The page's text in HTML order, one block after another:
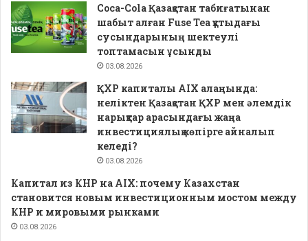
Coca-Cola Қазақстан табиғатынан
шабыт алған Fuse Tea құтыдағы
сусындарының шектеулі
топтамасын ұсынды
03.08.2026
ҚХР капиталы AIX алаңында:
неліктен Қазақстан ҚХР мен әлемдік
нарықтар арасындағы жаңа
инвестициялық көпірге айналып
келеді?
03.08.2026
Капитал из КНР на AIX: почему Казахстан
становится новым инвестиционным мостом между
КНР и мировыми рынками
03.08.2026